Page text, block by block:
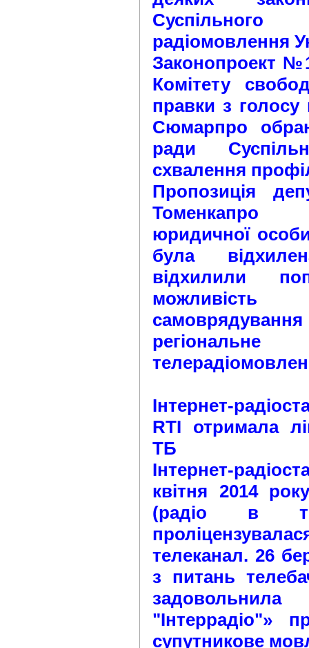
радіомовлення
Законопроект
Комітету
правки з голосу
Сюмарпро
ради
схвалення
Пропозиція
Томенкапро
юридичної
була
відхилили
можливість
Інтернет-
RTI отримала
ТБ
Інтернет-
квітня 2014
(радіо в
телеканал. 26
з питань
"Інтеррадіо"»
супутникове